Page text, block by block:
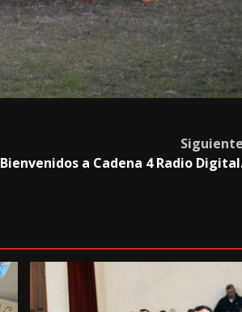
Bienvenidos a Cadena 4 Radio